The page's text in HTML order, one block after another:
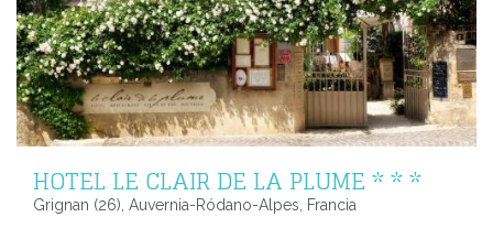
HOTEL LE CLAIR DE LA PLUME * * *
Grignan (26), Auvernia-Ródano-Alpes, Francia